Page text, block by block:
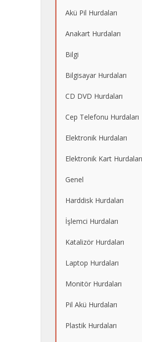
Akü Pil Hurdaları
Anakart Hurdaları
Bilgi
Bilgisayar Hurdaları
CD DVD Hurdaları
Cep Telefonu Hurdaları
Elektronik Hurdaları
Elektronik Kart Hurdaları
Genel
Harddisk Hurdaları
İşlemci Hurdaları
Katalizör Hurdaları
Laptop Hurdaları
Monitör Hurdaları
Pil Akü Hurdaları
Plastik Hurdaları